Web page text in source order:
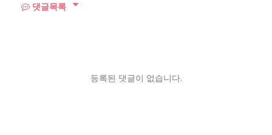
댓글목록
등록된 댓글이 없습니다.